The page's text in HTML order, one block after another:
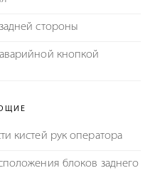
стороны
кнопкой
кистей рук оператора
блоков заднего